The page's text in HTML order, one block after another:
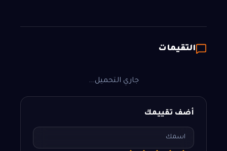
التقيمات
جاري التحميل...
أضف تقييمك